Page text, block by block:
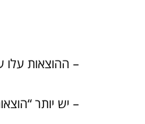
– ההוצאות
– יש יותר